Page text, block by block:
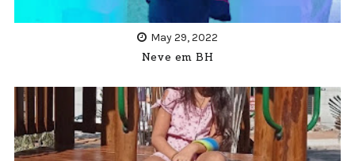
May 29, 2022
Neve em BH